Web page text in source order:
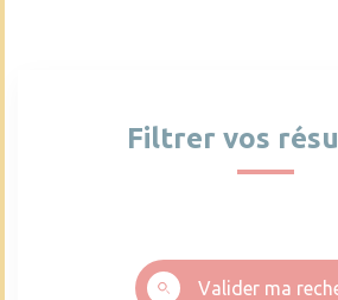
Filtrer vos
Valider ma